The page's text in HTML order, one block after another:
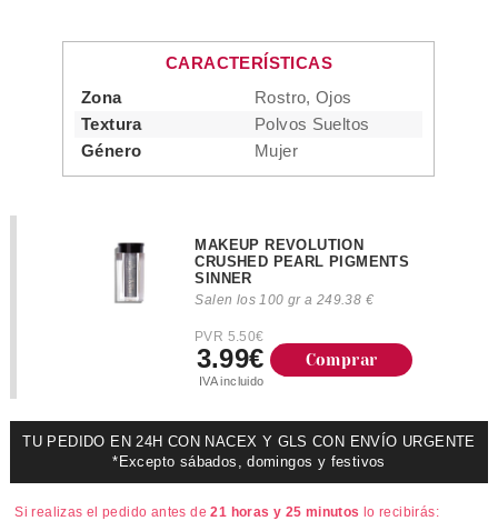
CARACTERÍSTICAS
Zona
Rostro, Ojos
Textura
Polvos Sueltos
Género
Mujer
MAKEUP REVOLUTION
CRUSHED PEARL PIGMENTS
SINNER
Salen los 100 gr a 249.38 €
PVR 5.50€
3.99€
IVA incluido
Comprar
TU PEDIDO EN 24H CON NACEX Y GLS CON ENVÍO URGENTE
*Excepto sábados, domingos y festivos
Si realizas el pedido antes de21 horas y 25 minutos lo recibirás: